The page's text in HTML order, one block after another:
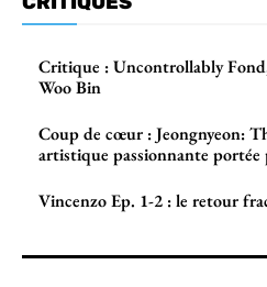
Critique : Uncontrollably
Woo Bin
Coup de cœur : Jeongnyeon:
artistique passionnante portée
Vincenzo Ep. 1-2 : le retour